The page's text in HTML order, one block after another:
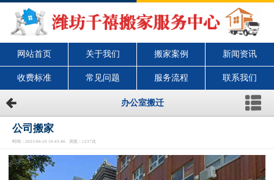
网站首页 关于我们 搬家案例 新闻资讯
收费标准 常见问题 服务流程 联系我们
办公室搬迁
公司搬家
时间：2023-06-10 10:43:46 浏览：1237次